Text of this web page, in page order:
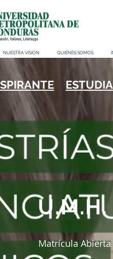
NUESTRA VISIÓN QUIÉNES SOMOS
U.M.H.
Matrícula Abierta